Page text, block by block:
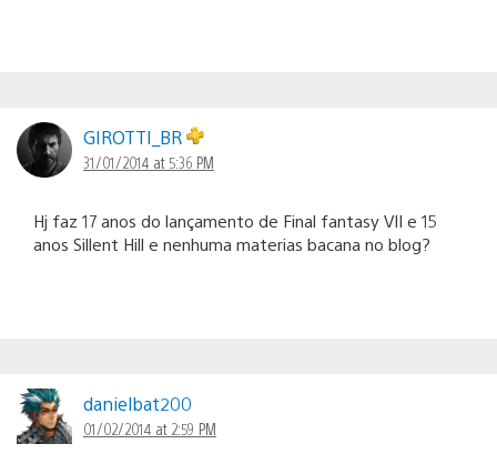
GIROTTI_BR
31/01/2014 at 5:36 PM
Hj faz 17 anos do lançamento de Final fantasy VII e 15
anos Sillent Hill e nenhuma materias bacana no blog?
danielbat200
01/02/2014 at 2:59 PM